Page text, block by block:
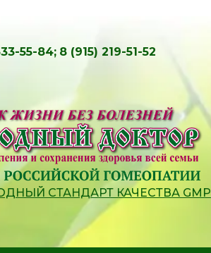
55-84; 8 (915) 219-51-52
СТАНДАРТ КАЧЕСТВА GMP